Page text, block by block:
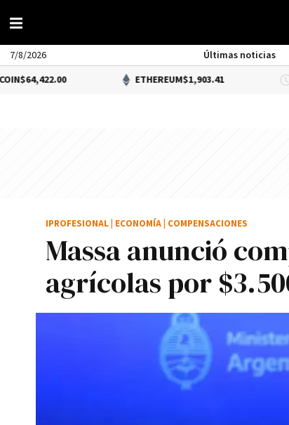
7/8/2026 Últimas noticias
ETHEREUM$1,903.41
Massa anunció
agrícolas por
IPROFESIONAL ECONOMÍA COMPENSACIONES